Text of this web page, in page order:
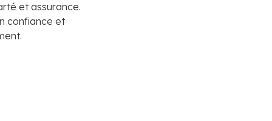
et assurance.
confiance et